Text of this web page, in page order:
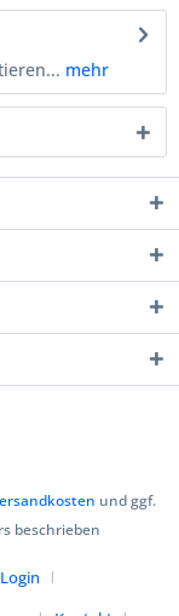
mehr
und ggf.
beschrieben